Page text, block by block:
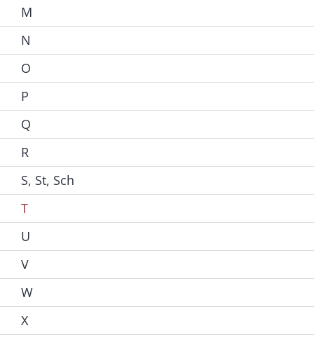
M
N
O
P
Q
R
S, St, Sch
T
U
V
W
X